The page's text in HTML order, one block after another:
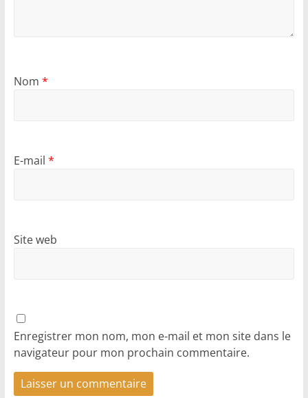
Nom *
E-mail *
Site web
Enregistrer mon nom, mon e-mail et mon site dans le
navigateur pour mon prochain commentaire.